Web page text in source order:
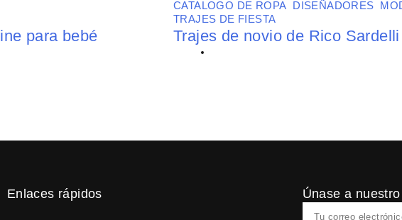
para bebé
CATALOGO DE ROPA DISEÑADORES
TRAJES DE FIESTA
Trajes de novio de Rico Sardelli
Enlaces rápidos
Únase a